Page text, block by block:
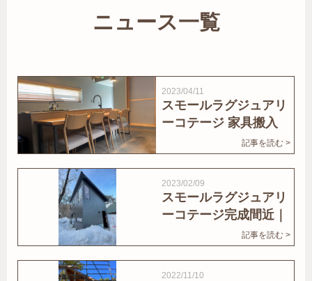
ニュース一覧
2023/04/11
スモールラグジュアリ
ーコテージ 家具搬入
記事を読む >
2023/02/09
スモールラグジュアリ
ーコテージ完成間近｜
記事を読む >
2022/11/10